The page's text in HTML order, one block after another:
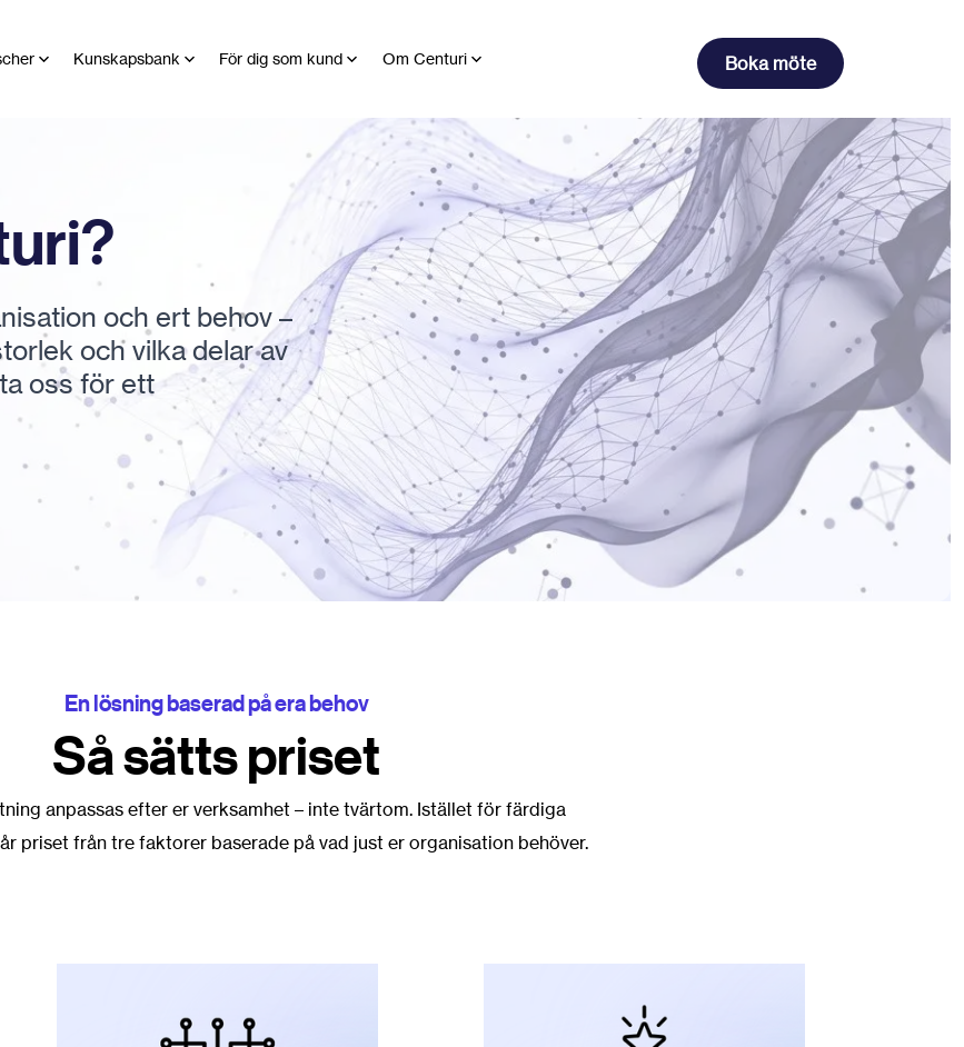
Kunskapsbank För dig som kund Om Centuri Boka möte
och ert behov –
och vilka delar av
oss för ett
En lösning baserad på era behov
Så sätts priset
anpassas efter er verksamhet – inte tvärtom. Istället för färdiga
priset från tre faktorer baserade på vad just er organisation behöver.